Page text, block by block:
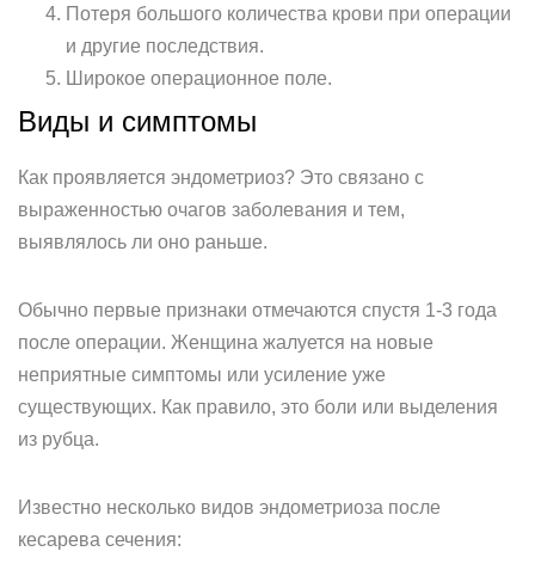
Потеря большого количества крови при операции
и другие последствия.
Широкое операционное поле.
Виды и симптомы
Как проявляется эндометриоз? Это связано с
выраженностью очагов заболевания и тем,
выявлялось ли оно раньше.
Обычно первые признаки отмечаются спустя 1-3 года
после операции. Женщина жалуется на новые
неприятные симптомы или усиление уже
существующих. Как правило, это боли или выделения
из рубца.
Известно несколько видов эндометриоза после
кесарева сечения: